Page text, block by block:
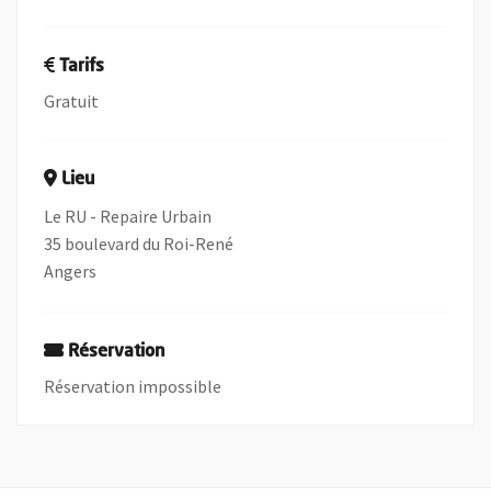
Tarifs
Gratuit
Lieu
Le RU - Repaire Urbain
35 boulevard du Roi-René
Angers
Réservation
Réservation impossible